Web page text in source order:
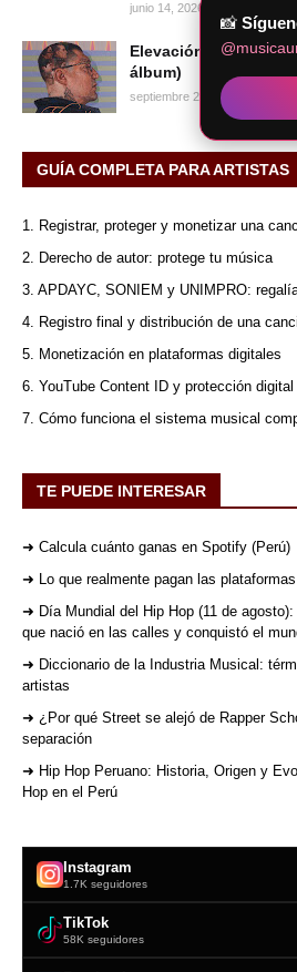
junio 14, 2026
Elevación - Warrior
álbum)
septiembre 20, 2024
GUÍA COMPLETA PARA ARTISTAS
1. Registrar, proteger y monetizar una
2. Derecho de autor: protege tu música
3. APDAYC, SONIEM y UNIMPRO:
4. Registro final y distribución de una
5. Monetización en plataformas digitales
6. YouTube Content ID y protección digital
7. Cómo funciona el sistema musical
TE PUEDE INTERESAR
➜ Calcula cuánto ganas en Spotify (Perú)
➜ Lo que realmente pagan las
➜ Día Mundial del Hip Hop (11 de
que nació en las calles y conquistó el
➜ Diccionario de la Industria Musical:
artistas
➜ ¿Por qué Street se alejó de Rapper
separación
➜ Hip Hop Peruano: Historia, Origen y
Hop en el Perú
Instagram
1.7K seguidores
TikTok
58K seguidores
📸